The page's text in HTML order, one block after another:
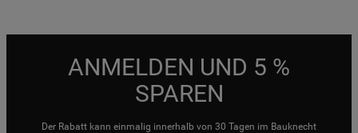
ANMELDEN UND 5 %
SPAREN
Der Rabatt kann einmalig innerhalb von 30 Tagen im Bauknecht